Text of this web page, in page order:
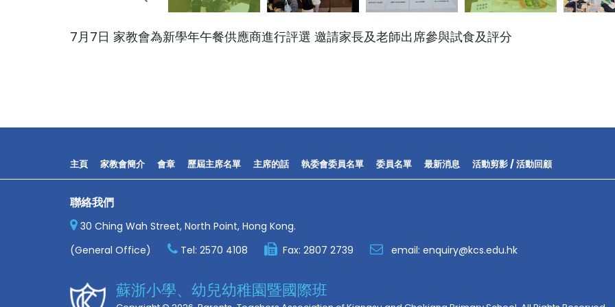
7月7日 家教會為新學年午餐供應商進行評選 邀請家長及老師出席參與試食及評分
主頁 家教會簡介 會章 歷屆主席名單 主席的話 執委會委員名單 委員名單 最新消息 活動剪影 / 活動回顧
聯絡我們
30 Ching Wah Street, North Point, Hong Kong.
(General Office)
Tel: 2570 4108 Fax: 2807 2739 email: enquiry@kcs.edu.hk
蘇浙小學、幼兒幼稚園暨國際班